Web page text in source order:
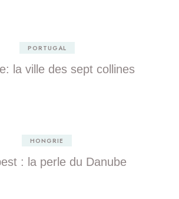
PORTUGAL
la ville des sept collines
HONGRIE
: la perle du Danube